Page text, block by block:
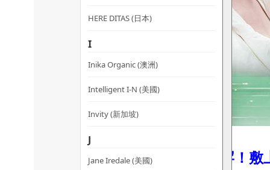
HERE DITAS (日本)
I
Inika Organic (澳洲)
Intelligent I-N (美國)
Invity (新加坡)
J
Jane Iredale (美國)
【售出超過20000片】市面極罕！